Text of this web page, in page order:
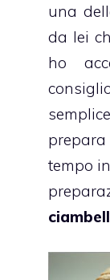
una
da lei
ho
tempo